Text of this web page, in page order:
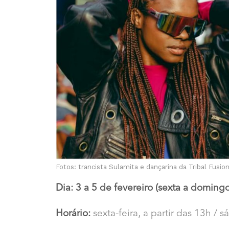
Fotos: trancista Sulamita e dançarina da Tribal
Dia: 3 a 5 de fevereiro (sexta a
Horário: sexta-feira, a partir das 13h /